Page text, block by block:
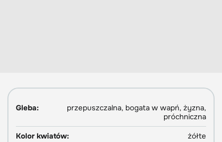
Gleba:
przepuszczalna, bogata w wapń, żyzna,
próchniczna
Kolor kwiatów:
żółte